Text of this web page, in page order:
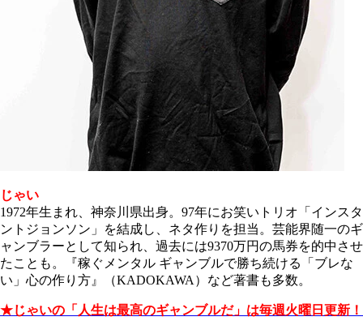
じゃい
1972年生まれ、神奈川県出身。97年にお笑いトリオ「インスタ
ントジョンソン」を結成し、ネタ作りを担当。芸能界随一のギ
ャンブラーとして知られ、過去には9370万円の馬券を的中させ
たことも。『稼ぐメンタル ギャンブルで勝ち続ける
「ブレな
い」心の作り方』（KADOKAWA）など著書も多数。
★じゃいの「人生は最高のギャンブルだ」は毎週火曜日更新！